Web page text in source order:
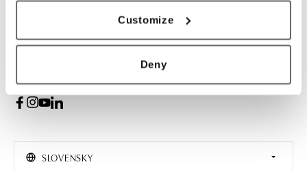
Customize
Deny
Súhlasím s odberom newslettera
SLOVENSKY